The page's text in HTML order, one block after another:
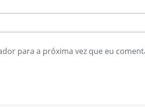
para a próxima vez que eu